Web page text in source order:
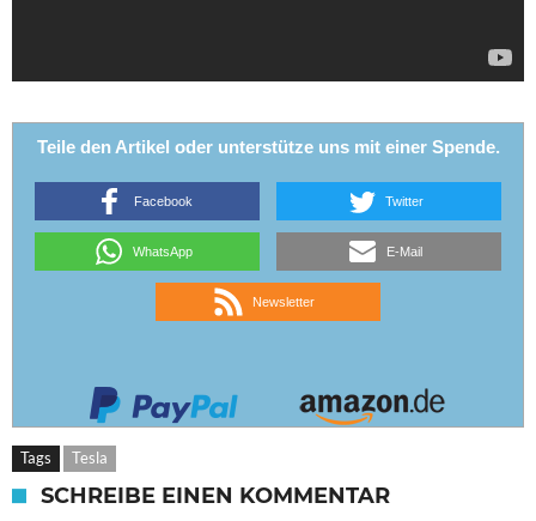
Teile den Artikel oder unterstütze uns mit einer Spende.
Facebook Twitter
WhatsApp E-Mail
Newsletter
Tags Tesla
SCHREIBE EINEN KOMMENTAR